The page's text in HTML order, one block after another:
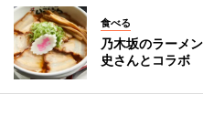
食べる
乃木坂のラーメ
史さんとコラボ